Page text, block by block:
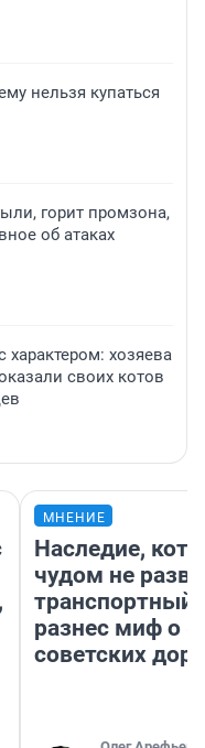
нельзя купаться
горит промзона,
об атаках
хозяева
своих котов
МНЕНИЕ
Наследие,
чудом не
транспортный
разнес миф о
советских